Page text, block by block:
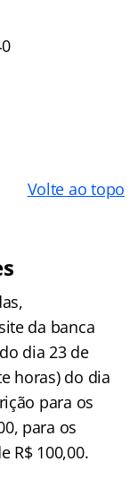
Volte ao topo
da banca
dia 23 de
horas) do dia
para os
para os
R$ 100,00.